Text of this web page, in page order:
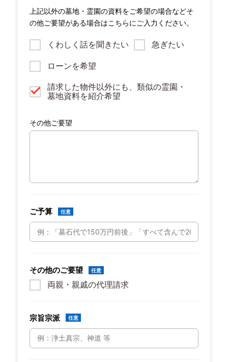
上記以外の墓地・霊園の資料をご希望の場合などそ
の他ご要望がある場合はこちらにご入力ください。
くわしく話を聞きたい 急ぎたい
ローンを希望
請求した物件以外にも、類似の霊園・
墓地資料を紹介希望
その他ご要望
ご予算 任意
その他のご要望 任意
両親・親戚の代理請求
宗旨宗派 任意